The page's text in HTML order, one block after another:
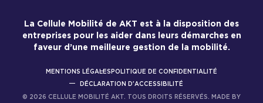
La Cellule Mobilité de AKT est à la disposition des
entreprises pour les aider dans leurs démarches en
faveur d’une meilleure gestion de la mobilité.
MENTIONS LÉGALES POLITIQUE DE CONFIDENTIALITÉ
DÉCLARATION D'ACCESSIBILITÉ
© 2026 CELLULE MOBILITÉ AKT. TOUS DROITS RÉSERVÉS. MADE BY